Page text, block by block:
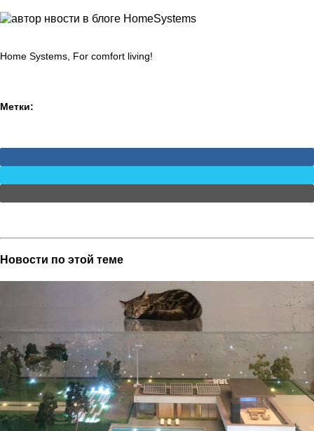
Home Systems, For comfort living!
Метки:
Новости по этой теме